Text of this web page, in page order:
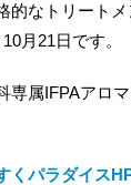
的なトリート
10月21日です
属IFPAアロマ
くパラダイス